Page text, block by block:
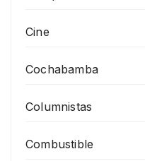
Cine
Cochabamba
Columnistas
Combustible